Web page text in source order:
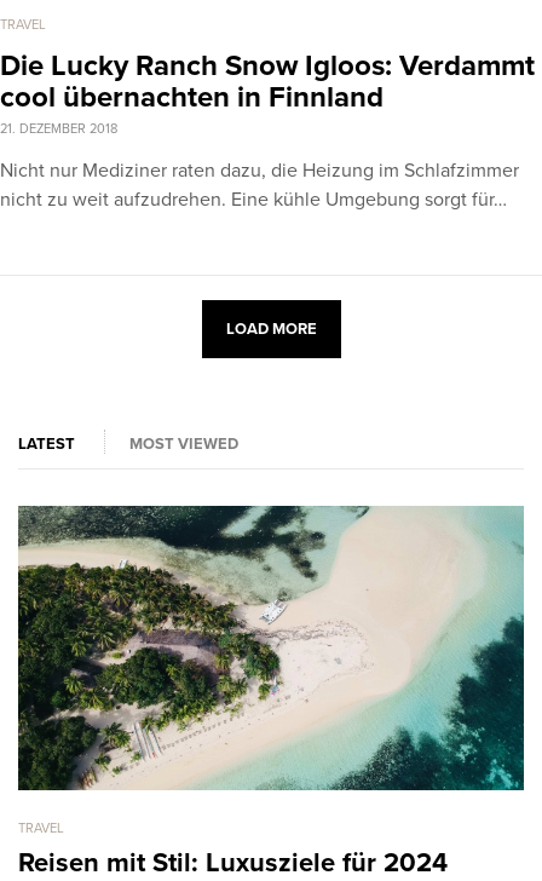
TRAVEL
Die Lucky Ranch Snow Igloos: Verdammt
cool übernachten in Finnland
21. DEZEMBER 2018
Nicht nur Mediziner raten dazu, die Heizung im Schlafzimmer
nicht zu weit aufzudrehen. Eine kühle Umgebung sorgt für…
LOAD MORE
LATEST MOST VIEWED
TRAVEL
Reisen mit Stil: Luxusziele für 2024